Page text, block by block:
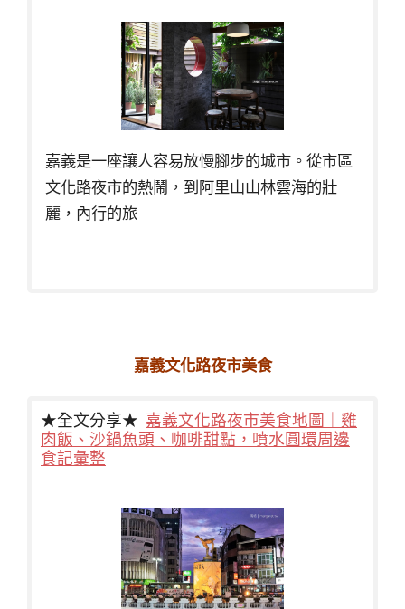
嘉義是一座讓人容易放慢腳步的城市。從市區
文化路夜市的熱鬧，到阿里山山林雲海的壯
麗，內行的旅
嘉義文化路夜市美食
★全文分享★ 嘉義文化路夜市美食地圖｜雞
肉飯、沙鍋魚頭、咖啡甜點，噴水圓環周邊
食記彙整